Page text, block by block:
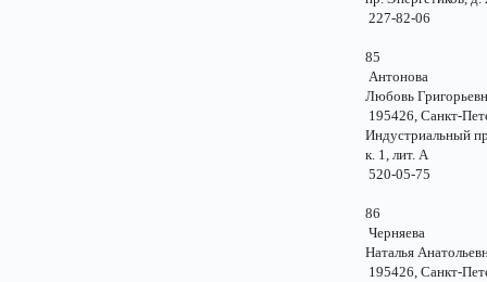
227-82-06
85
Антонова
Любовь
195426, Санкт-
Индустриальный
к. 1, лит. А
520-05-75
86
Черняева
Наталья
195426, Санкт-